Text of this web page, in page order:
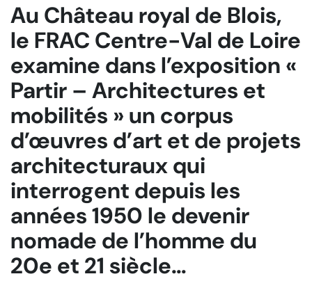
Au Château royal de Blois,
le FRAC Centre-Val de Loire
examine dans l’exposition «
Partir – Architectures et
mobilités » un corpus
d’œuvres d’art et de projets
architecturaux qui
interrogent depuis les
années 1950 le devenir
nomade de l’homme du
20e et 21 siècle…